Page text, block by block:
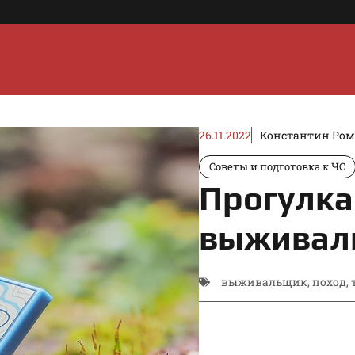
26.11.2022 Константин
Советы и подготовка к ЧС
выживальщик,поход,